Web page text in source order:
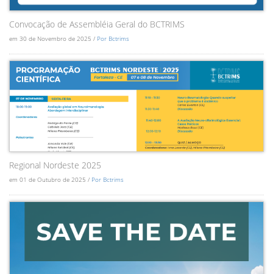
Convocação de Assembléia Geral do BCTRIMS
em 30 de Novembro de 2025 / Por Bctrims
Regional Nordeste 2025
em 01 de Outubro de 2025 / Por Bctrims